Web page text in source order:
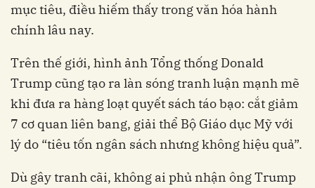
mục tiêu, điều hiếm thấy trong văn hóa hành
chính lâu nay.
Trên thế giới, hình ảnh Tổng thống Donald
Trump cũng tạo ra làn sóng tranh luận mạnh mẽ
khi đưa ra hàng loạt quyết sách táo bạo: cắt giảm
7 cơ quan liên bang, giải thể Bộ Giáo dục Mỹ với
lý do “tiêu tốn ngân sách nhưng không hiệu quả”.
Dù gây tranh cãi, không ai phủ nhận ông Trump